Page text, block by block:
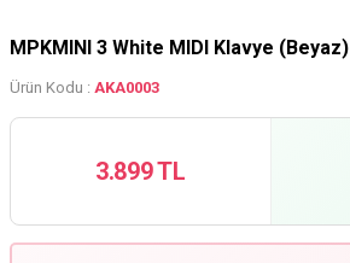
MPKMINI 3 White MIDI Klavye (Beyaz)
Ürün Kodu : AKA0003
3.899 TL